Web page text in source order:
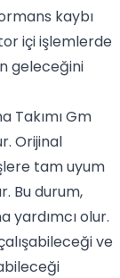
kaybı
içi işlemlerde
geleceğini
Takımı Gm
Orijinal
tam uyum
Bu durum,
yardımcı olur.
ve